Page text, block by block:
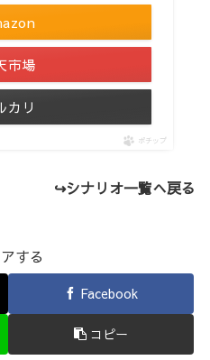
市場
カリ
ポチップ
↪シナリオ一覧へ戻る
する
Facebook
コピー